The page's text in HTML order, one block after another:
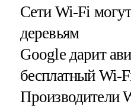
СетиWi-Fi
деревьям
Google дарит
бесплатный Wi-
Производители